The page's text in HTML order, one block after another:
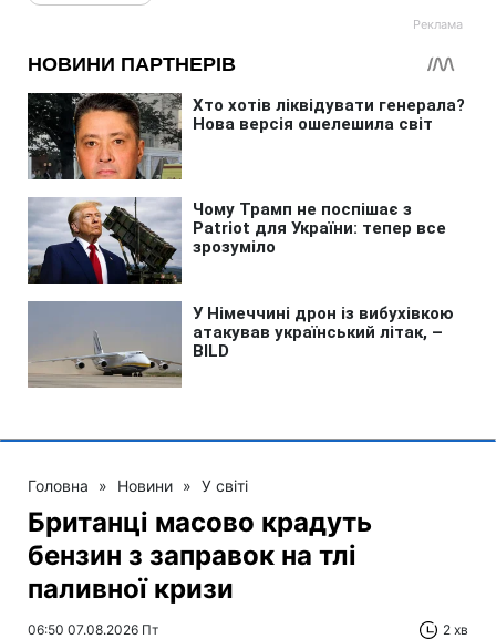
Головна » Новини » У світі
Британці масово крадуть
бензин з заправок на тлі
паливної кризи
06:50 07.08.2026 Пт 2 хв